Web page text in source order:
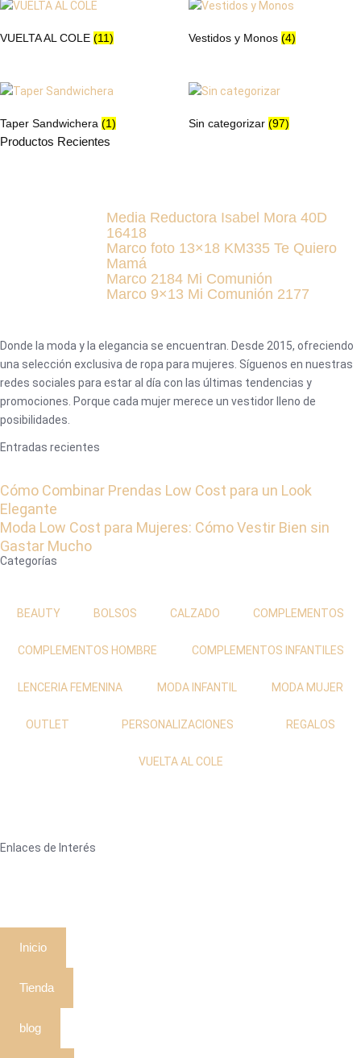
VUELTA AL COLE (11) Vestidos y Monos (4)
Taper Sandwichera (1) Sin categorizar (97)
Productos Recientes
Media Reductora Isabel Mora 40D
16418
Marco foto 13×18 KM335 Te Quiero
Mamá
Marco 2184 Mi Comunión
Marco 9×13 Mi Comunión 2177
Donde la moda y la elegancia se encuentran. Desde 2015, ofreciendo
una selección exclusiva de ropa para mujeres. Síguenos en nuestras
redes sociales para estar al día con las últimas tendencias y
promociones. Porque cada mujer merece un vestidor lleno de
posibilidades.
Entradas recientes
Cómo Combinar Prendas Low Cost para un Look
Elegante
Moda Low Cost para Mujeres: Cómo Vestir Bien sin
Gastar Mucho
Categorías
BEAUTY BOLSOS CALZADO COMPLEMENTOS
COMPLEMENTOS HOMBRE COMPLEMENTOS INFANTILES
LENCERIA FEMENINA MODA INFANTIL MODA MUJER
OUTLET PERSONALIZACIONES REGALOS
VUELTA AL COLE
Enlaces de Interés
Inicio
Tienda
blog